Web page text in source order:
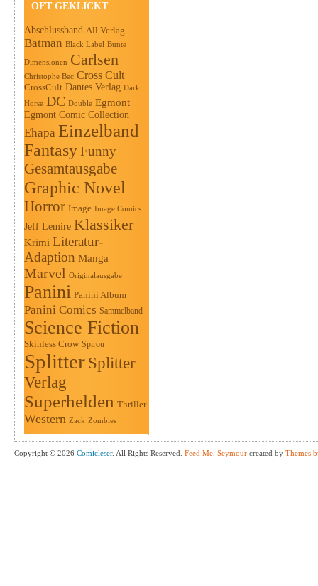
OFT GEKLICKT
Abschlussband All Verlag
Batman Black Label Bunte
Dimensionen Carlsen
Christophe Bec Cross Cult
CrossCult Dantes Verlag Dark
Horse DC Double Egmont
Egmont Comic Collection
Ehapa Einzelband
FantasyFunny
Gesamtausgabe
Graphic Novel
Horror Image Image Comics
Jeff Lemire Klassiker
Krimi Literatur-
Adaption Manga
Marvel Originalausgabe
Panini Panini Album
Panini Comics Sammelband
Science Fiction
Skinless Crow Spirou
Splitter Splitter
Verlag
Superhelden Thriller
Western Zack Zombies
Copyright © 2026 Comicleser. All Rights Reserved. Feed Me, Seymour created by Themes